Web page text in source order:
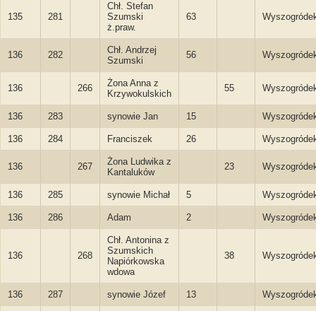
135 281
Chł. Stefan
Szumski
ż.praw.
63
136 282
Chł. Andrzej
Szumski
56
136 266
Żona Anna z
Krzywokulskich
55
136 283 synowie Jan 15
136 284 Franciszek 26
136 267
Żona Ludwika z
Kantaluków
23
136 285 synowie Michał 5
136 286 Adam 2
136 268
Chł. Antonina z
Szumskich
Napiórkowska
wdowa
38
136 287 synowie Józef 13